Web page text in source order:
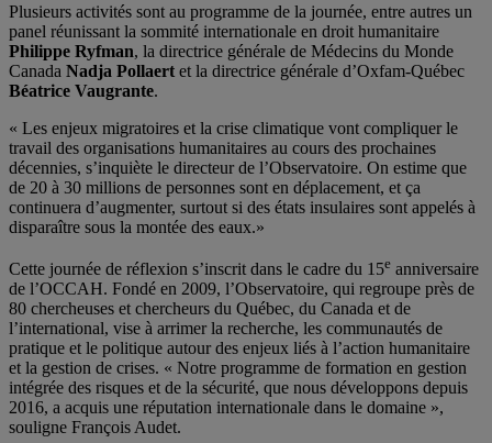
Plusieurs activités sont au programme de la journée, entre autres un
panel réunissant la sommité internationale en droit humanitaire
Philippe Ryfman, la directrice générale de Médecins du Monde
Canada Nadja Pollaert et la directrice générale d’Oxfam-Québec
Béatrice Vaugrante.
« Les enjeux migratoires et la crise climatique vont compliquer le
travail des organisations humanitaires au cours des prochaines
décennies, s’inquiète le directeur de l’Observatoire. On estime que
de 20 à 30 millions de personnes sont en déplacement, et ça
continuera d’augmenter, surtout si des états insulaires sont appelés à
disparaître sous la montée des eaux.»
Cette journée de réflexion s’inscrit dans le cadre du 15e anniversaire
de l’OCCAH. Fondé en 2009, l’Observatoire, qui regroupe près de
80 chercheuses et chercheurs du Québec, du Canada et de
l’international, vise à arrimer la recherche, les communautés de
pratique et le politique autour des enjeux liés à l’action humanitaire
et la gestion de crises. « Notre programme de formation en gestion
intégrée des risques et de la sécurité, que nous développons depuis
2016, a acquis une réputation internationale dans le domaine »,
souligne François Audet.